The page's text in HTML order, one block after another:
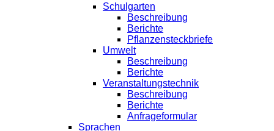
Schulgarten
Beschreibung
Berichte
Pflanzensteckbriefe
Umwelt
Beschreibung
Berichte
Veranstaltungstechnik
Beschreibung
Berichte
Anfrageformular
Sprachen